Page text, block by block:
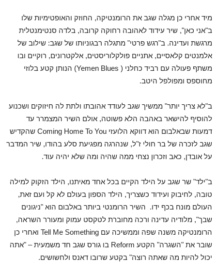
מיד אחרי כן מגלה שגב את הרומנטיקה, החוזק והאופטימיות שלו
ב"אני כאן", שיר עידוד לאהובה רחוקה קרובה, בלדה סנטימנטלית
מרגשת ועדינה. ב"רגש פרטי" מתגלה רבגוניותו של שגב: שילוב של
אלמנטים קלאסיים, אתניים פולקלוריסטים, אלקטרונים, רוקיים ובו
משתף פעולה עם רביד כחלני ( Yemen Blues) הנותן קטע בלוזי
מחוספס ומפולפל היטב.
ב"לא צריך יותר" ממשיך שגב לעודד אהובתו ולתת לה חיזוקים ושכנוע
להוסיף להישאר באהבה הלא פשוטה, אולם השיר המצמרר עד
דמעות שבאלבום הוא דווקא הלועזי Coming Home To You שהקדיש
שגב לזכרה של בר חולי ז"ל, שנהרגה מפגיעת סלע בהודו, שיר המדבר
על אובדן, כאב וזכרון נצחי ממה שהיה ומה שלא יהיה עוד.
ב"ילד" שר שגב על הילד הקיים בכל אחד מאיתנו, הילד הזקוק למילה
טובה, לחיבוק ועידוד כשצריך, הילד הספון בעולם לא קל ועם זאת,
העולם מונח בכף ידו. השיר הרומנטי ביותר באלבום הוא "ניגונים
שבך", מלודיה עדינה ורכה מחוברת לטקסט עמוק ומעורר השראה,
הרומנטיקה משנה שפה וממשיכה עם Tell Me Something ואחרי כן
שובר את "השגרה" הקטע Reform בו גורס שגב חד משמעית – "אתה
יכול להיות מה שאתה רוצה" בקטע שרובו דאנס ולחשושים.